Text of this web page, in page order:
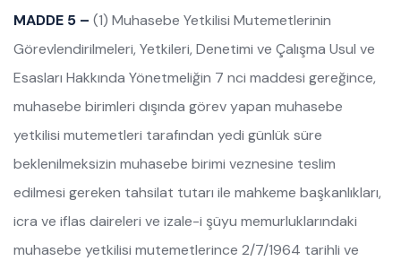
MADDE 5 – (1) Muhasebe Yetkilisi Mutemetlerinin
Görevlendirilmeleri, Yetkileri, Denetimi ve Çalışma Usul ve
Esasları Hakkında Yönetmeliğin 7 nci maddesi gereğince,
muhasebe birimleri dışında görev yapan muhasebe
yetkilisi mutemetleri tarafından yedi günlük süre
beklenilmeksizin muhasebe birimi veznesine teslim
edilmesi gereken tahsilat tutarı ile mahkeme başkanlıkları,
icra ve iflas daireleri ve izale-i şüyu memurluklarındaki
muhasebe yetkilisi mutemetlerince 2/7/1964 tarihli ve